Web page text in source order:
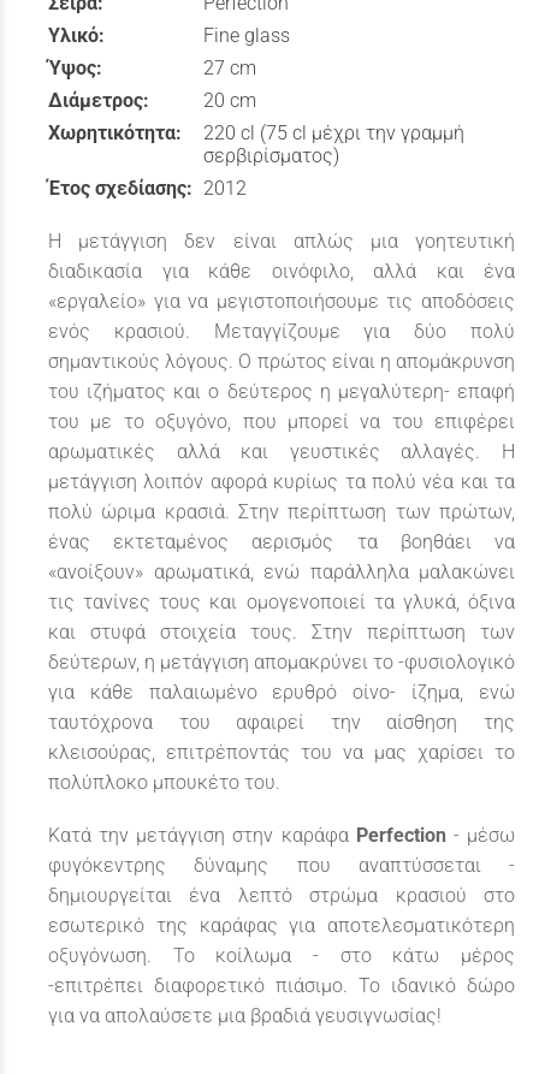
Υλικό:
Fine glass
Ύψος:
27 cm
Διάμετρος:
20 cm
Χωρητικότητα:
220 cl (75 cl μέχρι την γραμμή
σερβιρίσματος)
Έτος σχεδίασης: 2012
Η μετάγγιση δεν είναι απλώς μια γοητευτική
διαδικασία για κάθε οινόφιλο, αλλά και ένα
«εργαλείο» για να μεγιστοποιήσουμε τις αποδόσεις
ενός κρασιού. Μεταγγίζουμε για δύο πολύ
σημαντικούς λόγους. Ο πρώτος είναι η απομάκρυνση
του ιζήματος και ο δεύτερος η μεγαλύτερη- επαφή
του με το οξυγόνο, που μπορεί να του επιφέρει
αρωματικές αλλά και γευστικές αλλαγές. Η
μετάγγιση λοιπόν αφορά κυρίως τα πολύ νέα και τα
πολύ ώριμα κρασιά. Στην περίπτωση των πρώτων,
ένας εκτεταμένος αερισμός τα βοηθάει να
«ανοίξουν» αρωματικά, ενώ παράλληλα μαλακώνει
τις τανίνες τους και ομογενοποιεί τα γλυκά, όξινα
και στυφά στοιχεία τους. Στην περίπτωση των
δεύτερων, η μετάγγιση απομακρύνει το -φυσιολογικό
για κάθε παλαιωμένο ερυθρό οίνο- ίζημα, ενώ
ταυτόχρονα του αφαιρεί την αίσθηση της
κλεισούρας, επιτρέποντάς του να μας χαρίσει το
πολύπλοκο μπουκέτο του.
Κατά την μετάγγιση στην καράφα Perfection - μέσω
φυγόκεντρης δύναμης που αναπτύσσεται -
δημιουργείται ένα λεπτό στρώμα κρασιού στο
εσωτερικό της καράφας για αποτελεσματικότερη
οξυγόνωση. Το κοίλωμα - στο κάτω μέρος
-επιτρέπει διαφορετικό πιάσιμο. Το ιδανικό δώρο
για να απολαύσετε μια βραδιά γευσιγνωσίας!